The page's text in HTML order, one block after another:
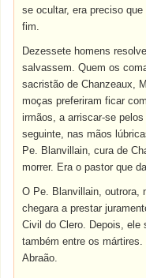
se ocultar, era preciso
fim.
Dezessete homens
salvassem. Quem os
sacristão de Chanzeaux,
moças preferiram ficar
irmãos, a arriscar-se
seguinte, nas mãos
Pe. Blanvillain, cura de
morrer. Era o pastor que
O Pe. Blanvillain, outrora,
chegara a prestar
Civil do Clero. Depois, ele
também entre os
Abraão.